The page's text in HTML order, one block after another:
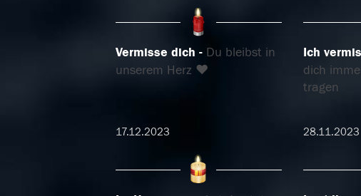
Vermisse dich
Du bleibst in
unserem Herz ❤
17.12.2023
Ich
dich
tragen
28.11.2023